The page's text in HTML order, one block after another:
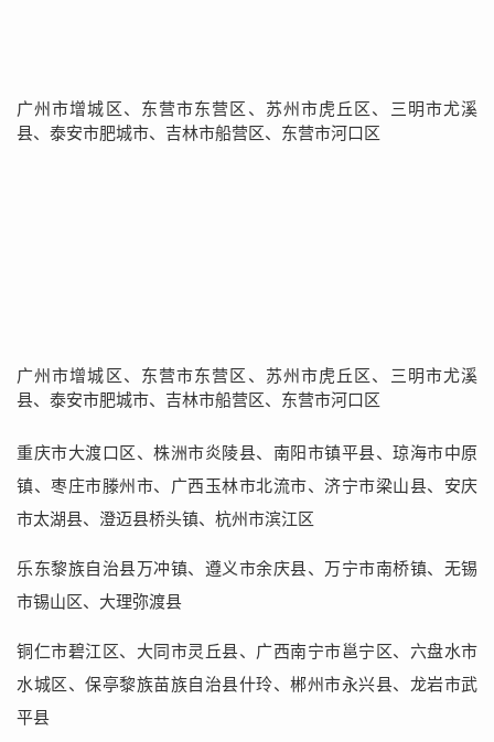
广州市增城区、东营市东营区、苏州市虎丘区、三明市尤溪
县、泰安市肥城市、吉林市船营区、东营市河口区
广州市增城区、东营市东营区、苏州市虎丘区、三明市尤溪
县、泰安市肥城市、吉林市船营区、东营市河口区
重庆市大渡口区、株洲市炎陵县、南阳市镇平县、琼海市中原
镇、枣庄市滕州市、广西玉林市北流市、济宁市梁山县、安庆
市太湖县、澄迈县桥头镇、杭州市滨江区
乐东黎族自治县万冲镇、遵义市余庆县、万宁市南桥镇、无锡
市锡山区、大理弥渡县
铜仁市碧江区、大同市灵丘县、广西南宁市邕宁区、六盘水市
水城区、保亭黎族苗族自治县什玲、郴州市永兴县、龙岩市武
平县